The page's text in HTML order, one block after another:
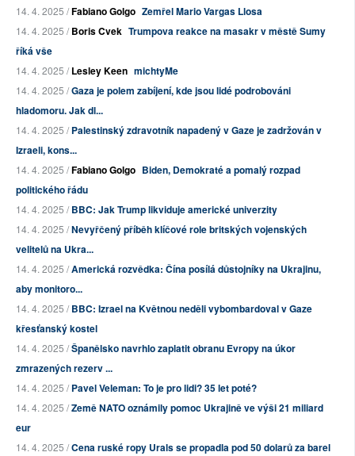
14. 4. 2025 /Fabiano Golgo Zemřel Mario Vargas Llosa
14. 4. 2025 /Boris Cvek Trumpova reakce na masakr v městě Sumy
říká vše
14. 4. 2025 /Lesley Keen michtyMe
14. 4. 2025 /Gaza je polem zabíjení, kde jsou lidé podrobováni
hladomoru. Jak dl...
14. 4. 2025 /Palestinský zdravotník napadený v Gaze je zadržován v
Izraeli, kons...
14. 4. 2025 /Fabiano Golgo Biden, Demokraté a pomalý rozpad
politického řádu
14. 4. 2025 /BBC: Jak Trump likviduje americké univerzity
14. 4. 2025 /Nevyřčený příběh klíčové role britských vojenských
velitelů na Ukra...
14. 4. 2025 /Americká rozvědka: Čína posílá důstojníky na Ukrajinu,
aby monitoro...
14. 4. 2025 /BBC: Izrael na Květnou neděli vybombardoval v Gaze
křesťanský kostel
14. 4. 2025 /Španělsko navrhlo zaplatit obranu Evropy na úkor
zmrazených rezerv ...
14. 4. 2025 /Pavel Veleman: To je pro lidi? 35 let poté?
14. 4. 2025 /Země NATO oznámily pomoc Ukrajině ve výši 21 miliard
eur
14. 4. 2025 /Cena ruské ropy Urals se propadla pod 50 dolarů za barel